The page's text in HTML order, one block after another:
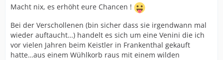
Macht nix, es erhöht eure Chancen !
Bei der Verschollenen (bin sicher dass sie irgendwann mal
wieder auftaucht…) handelt es sich um eine Venini die ich
vor vielen Jahren beim Keistler in Frankenthal gekauft
hatte…aus einem Wühlkorb raus mit einem wilden